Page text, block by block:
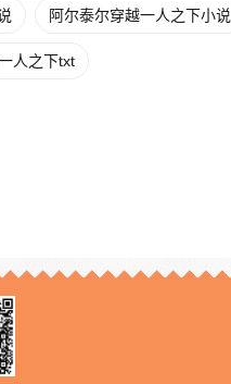
阿尔泰尔穿越一人之下小说
人之下txt